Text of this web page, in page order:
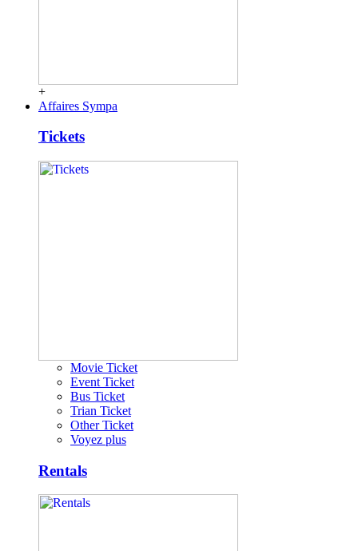
+
Affaires Sympa
Tickets
Movie Ticket
Event Ticket
Bus Ticket
Trian Ticket
Other Ticket
Voyez plus
Rentals